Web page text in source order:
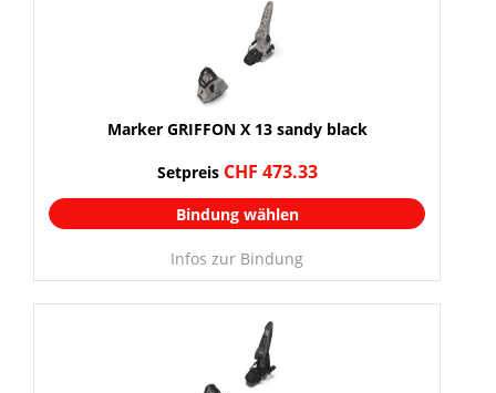
Marker GRIFFON X 13 sandy black
Setpreis CHF 473.33
Bindung wählen
Infos zur Bindung